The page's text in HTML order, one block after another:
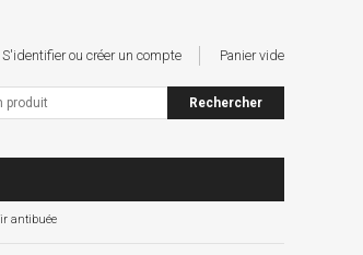
S'identifier ou créer un compte Panier vide
antibuée